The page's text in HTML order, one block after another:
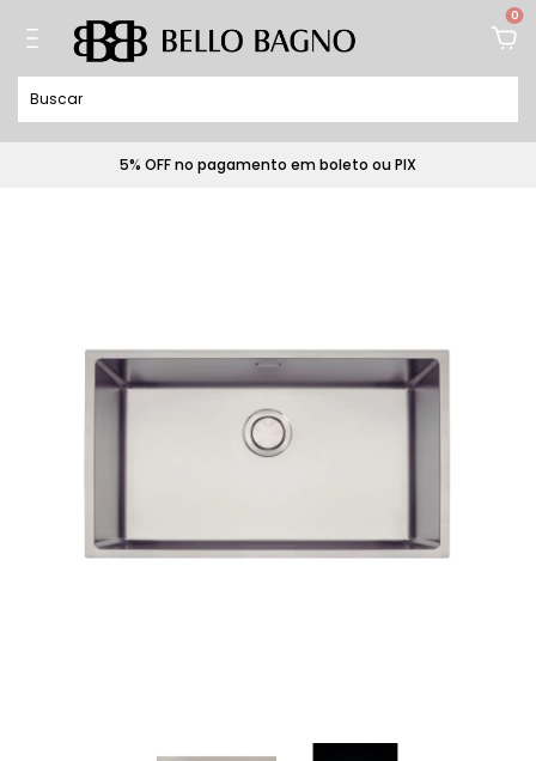
0
5% OFF no pagamento em boleto ou PIX